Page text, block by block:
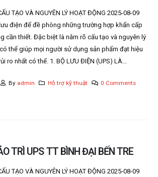
TẠO VÀ NGUYÊN LÝ HOẠT ĐỘNG 2025-08-09
điện để đề phòng những trường hợp khẩn cấp
cần thiết. Đặc biệt là nắm rõ cấu tạo và nguyên lý
thể giúp mọi người sử dụng sản phẩm đạt hiệu
ro nhất có thể. 1. BỘ LƯU ĐIỆN (UPS) LÀ...
By admin Hỗ trợ kỹ thuật 0 Comments
TRÌ UPS TT BÌNH ĐẠI BẾN TRE
TẠO VÀ NGUYÊN LÝ HOẠT ĐỘNG 2025-08-09